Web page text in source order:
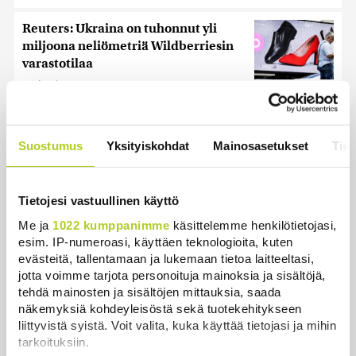
Suostumus Yksityiskohdat Mainosasetukset
Tietojesi vastuullinen käyttö
Me ja 1022 kumppanimme käsittelemme henkilötietojasi,
esim. IP-numeroasi, käyttäen teknologioita, kuten
evästeitä, tallentamaan ja lukemaan tietoa laitteeltasi,
jotta voimme tarjota personoituja mainoksia ja sisältöjä,
tehdä mainosten ja sisältöjen mittauksia, saada
näkemyksiä kohdeyleisöstä sekä tuotekehitykseen
liittyvistä syistä. Voit valita, kuka käyttää tietojasi ja mihin
tarkoituksiin.
Reuters: Ukraina on tuhonnut yli
miljoona neliömetriä Wildberriesin
varastotilaa
Uutiset |
Oletko ihmetellyt peilejä
ikkunankarmeissa? Tällainen oli
1800-luvun ”sosiaalinen media”
hänestä on Ylen gallupin todellinen
uutinen – ”Kokoomus maksaa siitä
hintaa”
Uutiset 6.8.2026 11:56